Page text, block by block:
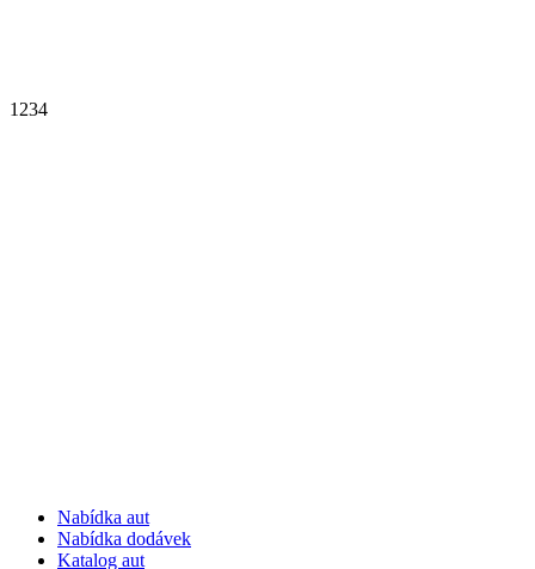
1 234
Nabídka aut
Nabídka dodávek
Katalog aut